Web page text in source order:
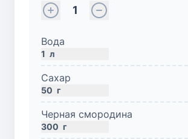
1
Вода
1 л
Сахар
50 г
Черная смородина
300 г